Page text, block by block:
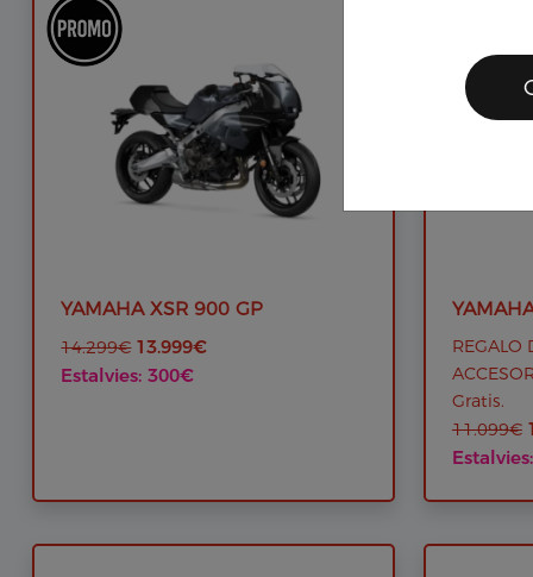
YAMAHA XSR 900 GP
14.299€ 13.999€
Estalvies: 300€
REGALO
Gratis.
11.099€